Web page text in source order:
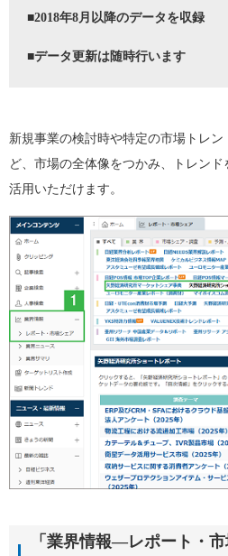
■2018年8月以降のデータを収録
■データ更新は随時行います
新規事業の検討時や特定の市場トレ
ど、市場の全体像をつかみ、トレン
活用いただけます。
「業界情報―レポート・